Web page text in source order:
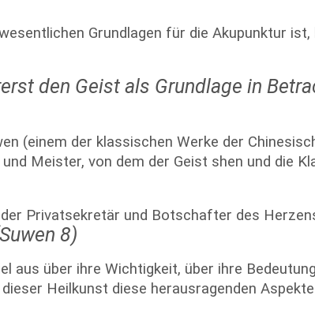
Grundlagen für die Akupunktur ist,
den Geist als Grundlage in
(einem der klassischen Werke der
Meister, von dem der Geist shen und die
Privatsekretär und Botschafter des
8)
aus über ihre Wichtigkeit, über ihre
Heilkunst diese herausragenden Aspekte